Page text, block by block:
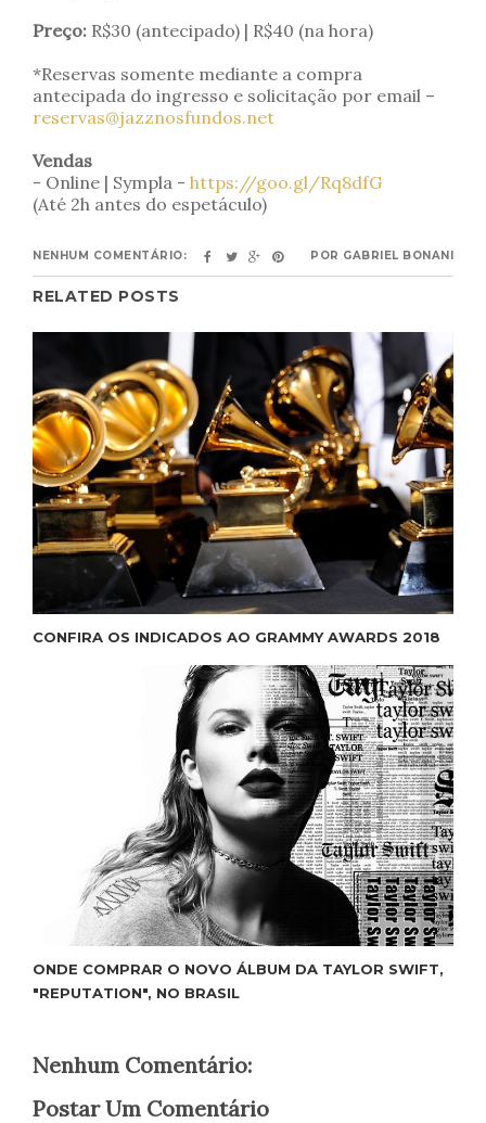
Preço: R$30 (antecipado) | R$40 (na hora)
*Reservas somente mediante a compra
antecipada do ingresso e solicitação por email –
reservas@jazznosfundos.net
Vendas
- Online | Sympla - https://goo.gl/Rq8dfG
(Até 2h antes do espetáculo)
NENHUM COMENTÁRIO: POR GABRIEL BONANI
RELATED POSTS
CONFIRA OS INDICADOS AO GRAMMY AWARDS 2018
ONDE COMPRAR O NOVO ÁLBUM DA TAYLOR SWIFT,
"REPUTATION", NO BRASIL
Nenhum Comentário:
Postar Um Comentário